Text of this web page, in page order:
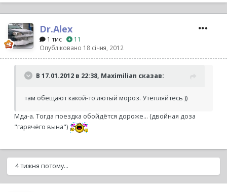
Dr.Alex
1 тис
11
Опубліковано 18 січня, 2012
В 17.01.2012 в 22:38, Maximilian сказав:
там обещают какой-то лютый мороз. Утепляйтесь ))
Мда-а. Тогда поездка обойдётся дороже... (двойная доза
"гарячёго вына")
4 тижня потому...